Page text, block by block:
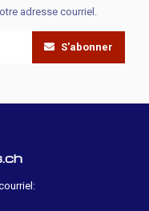
adresse courriel.
S'abonner